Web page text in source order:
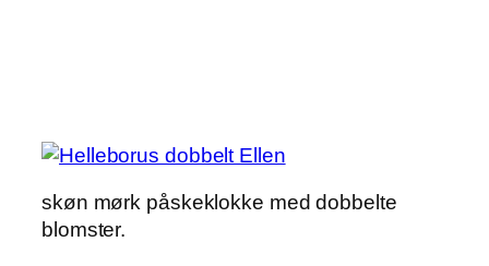
skøn mørk påskeklokke med dobbelte
blomster.